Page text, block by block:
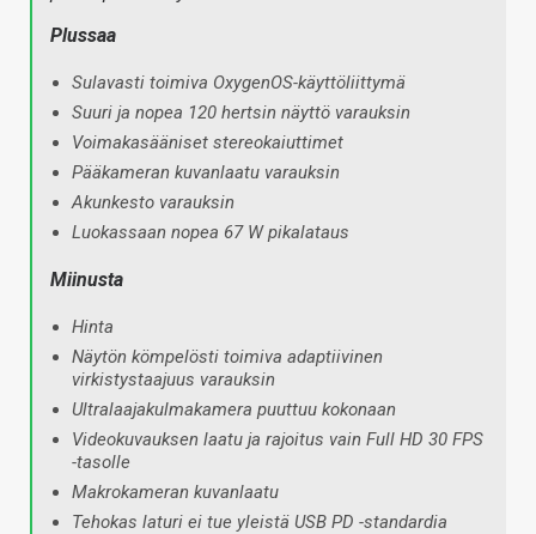
Plussaa
Sulavasti toimiva OxygenOS-käyttöliittymä
Suuri ja nopea 120 hertsin näyttö varauksin
Voimakasääniset stereokaiuttimet
Pääkameran kuvanlaatu varauksin
Akunkesto varauksin
Luokassaan nopea 67 W pikalataus
Miinusta
Hinta
Näytön kömpelösti toimiva adaptiivinen
virkistystaajuus varauksin
Ultralaajakulmakamera puuttuu kokonaan
Videokuvauksen laatu ja rajoitus vain Full HD 30 FPS
-tasolle
Makrokameran kuvanlaatu
Tehokas laturi ei tue yleistä USB PD -standardia